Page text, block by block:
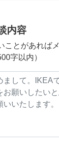
内容
ことがあれば
字以内）